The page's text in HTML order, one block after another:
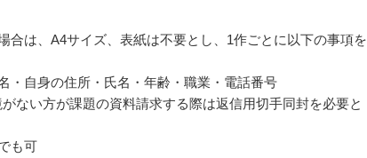
合は、A4サイズ、表紙は不要とし、1作ごとに以下の事項を
・自身の住所・氏名・年齢・職業・電話番号
ない方が課題の資料請求する際は返信用切手同封を必要と
も可